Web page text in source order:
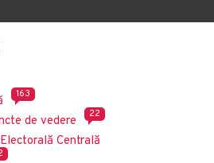
163
de vedere 22
Centrală